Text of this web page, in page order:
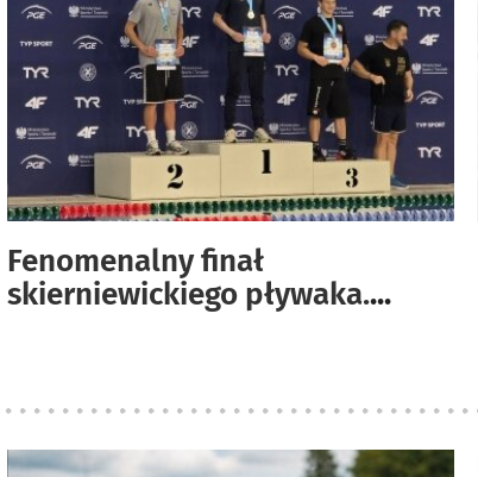
Fenomenalny finał
skierniewickiego pływaka....